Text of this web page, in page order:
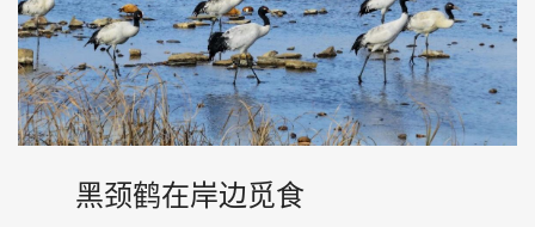
黑颈鹤在岸边觅食